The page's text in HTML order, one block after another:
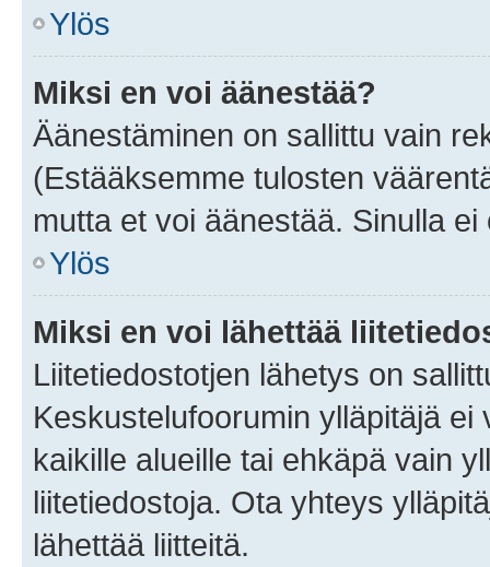
Ylös
Miksi en voi äänestää?
Äänestäminen on sallittu vain
(Estääksemme tulosten
mutta et voi äänestää. Sinulla
Ylös
Miksi en voi lähettää
Liitetiedostotjen lähetys on
Keskustelufoorumin ylläpitäjä
kaikille alueille tai ehkäpä vain
liitetiedostoja. Ota yhteys
lähettää liitteitä.